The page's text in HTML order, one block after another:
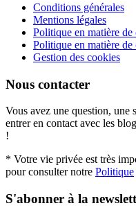
Conditions générales
Mentions légales
Politique en matière de
Politique en matière de
Gestion des cookies
Nous contacter
Vous avez une question, une
entrer en contact avec les
!
* Votre vie privée est très
pour consulter notre Politique
S'abonner à la